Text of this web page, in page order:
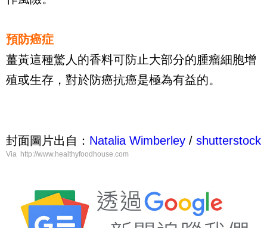
預防癌症
薑黃這種驚人的香料可防止大部分的腫瘤細胞增
殖或生存，對於防癌抗癌是極為有益的。
封面圖片出自： Natalia Wimberley / shutterstock
Via http://www.healthyfoodhouse.com